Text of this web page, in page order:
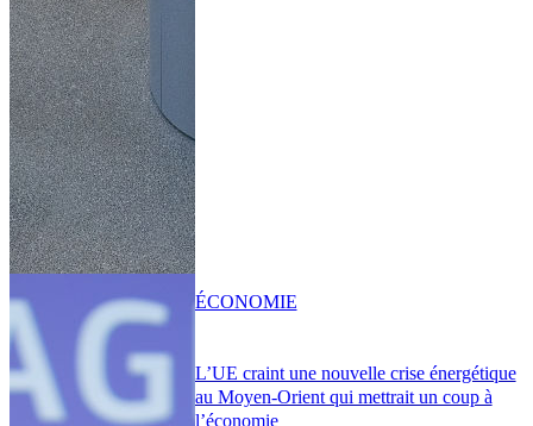
L’UE craint une nouvelle crise énergétique
au Moyen-Orient qui mettrait un coup à
l’économie
ÉCONOMIE